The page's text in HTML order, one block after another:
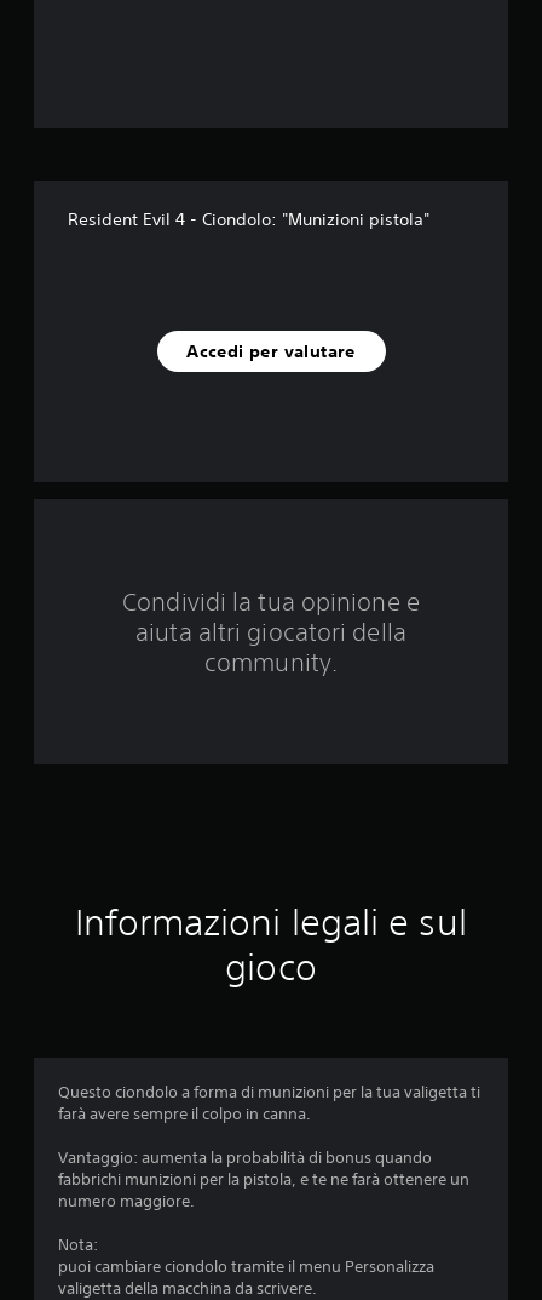
l
e
u
t
i
o
Resident Evil 4 - Ciondolo: "Munizioni pistola"
Accedi per valutare
Condividi la tua opinione e
aiuta altri giocatori della
community.
Informazioni legali e sul
gioco
Questo ciondolo a forma di munizioni per la tua valigetta ti
farà avere sempre il colpo in canna.
Vantaggio: aumenta la probabilità di bonus quando
fabbrichi munizioni per la pistola, e te ne farà ottenere un
numero maggiore.
Nota:
puoi cambiare ciondolo tramite il menu Personalizza
valigetta della macchina da scrivere.